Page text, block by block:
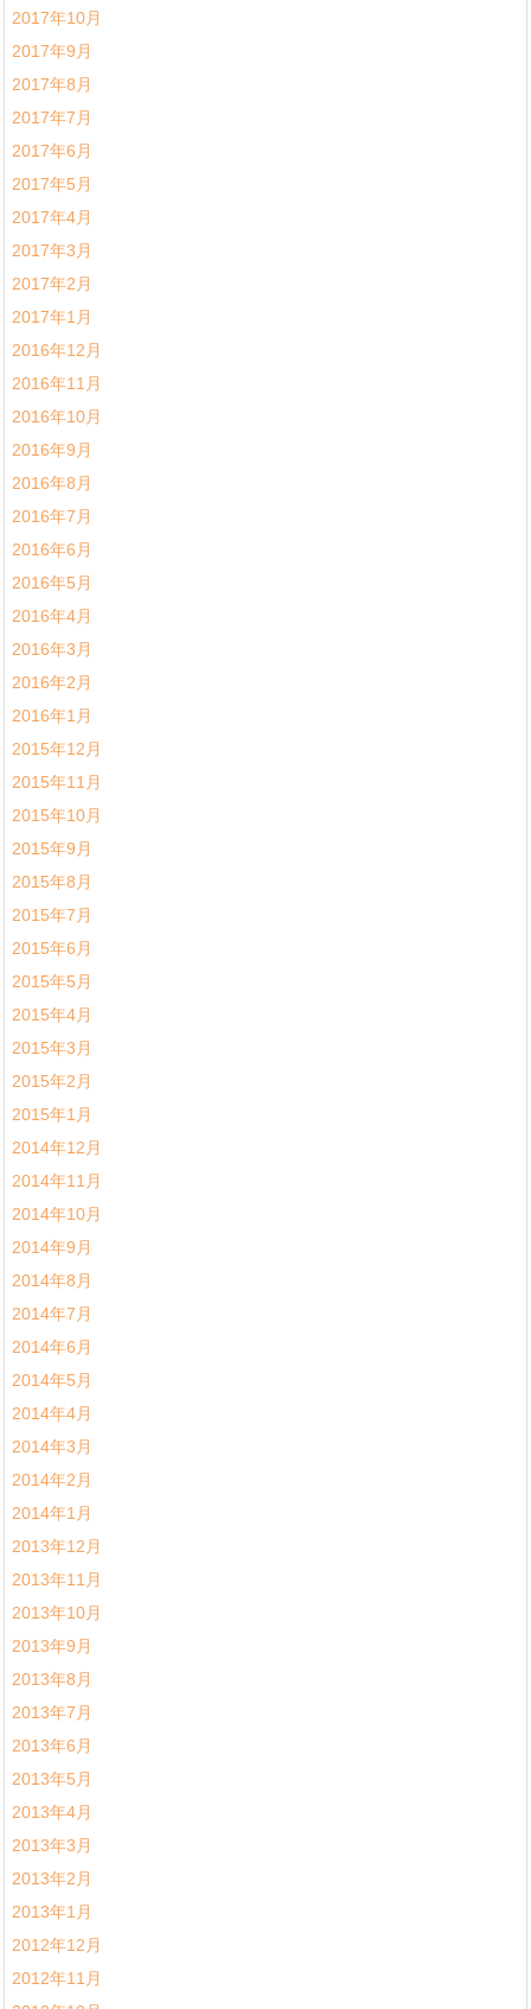
2017年10月
2017年9月
2017年8月
2017年7月
2017年6月
2017年5月
2017年4月
2017年3月
2017年2月
2017年1月
2016年12月
2016年11月
2016年10月
2016年9月
2016年8月
2016年7月
2016年6月
2016年5月
2016年4月
2016年3月
2016年2月
2016年1月
2015年12月
2015年11月
2015年10月
2015年9月
2015年8月
2015年7月
2015年6月
2015年5月
2015年4月
2015年3月
2015年2月
2015年1月
2014年12月
2014年11月
2014年10月
2014年9月
2014年8月
2014年7月
2014年6月
2014年5月
2014年4月
2014年3月
2014年2月
2014年1月
2013年12月
2013年11月
2013年10月
2013年9月
2013年8月
2013年7月
2013年6月
2013年5月
2013年4月
2013年3月
2013年2月
2013年1月
2012年12月
2012年11月